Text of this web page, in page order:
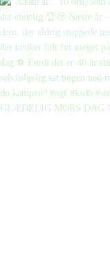
GLÆDELIG MORS DAG